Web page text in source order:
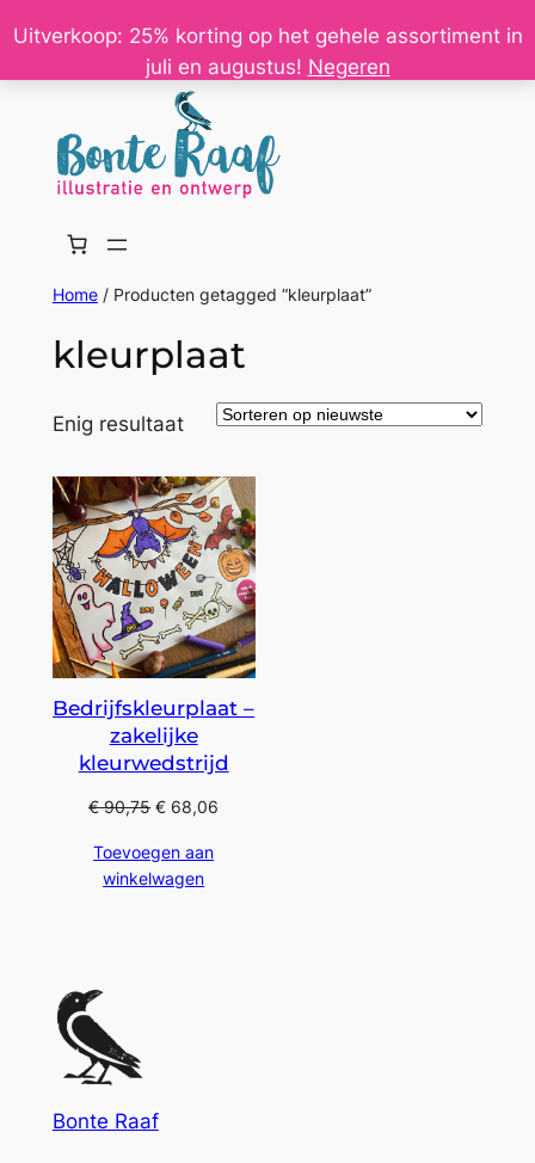
Uitverkoop: 25% korting op het gehele assortiment in
juli en augustus! Negeren
Ga
de
Home/ Producten getagged “kleurplaat”
kleurplaat
Enig resultaat
Bedrijfskleurplaat –
zakelijke
kleurwedstrijd
€90,75 € 68,06
Toevoegen aan
winkelwagen
Bonte Raaf